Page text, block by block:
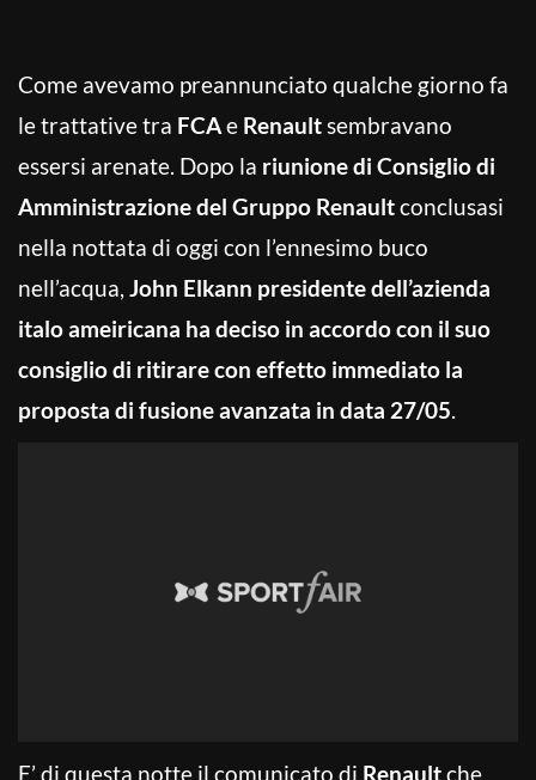
Come avevamo preannunciato qualche giorno fa
le trattative tra FCAe Renaultsembravano
essersi arenate. Dopo la riunione di Consiglio di
Amministrazione del Gruppo Renaultconclusasi
nella nottata di oggi con l’ennesimo buco
nell’acqua, John Elkann presidente dell’azienda
italo ameiricana ha deciso in accordo con il suo
consiglio di ritirare con effetto immediato la
proposta di fusione avanzata in data 27/05.
E’ di questa notte il comunicato di Renaultche